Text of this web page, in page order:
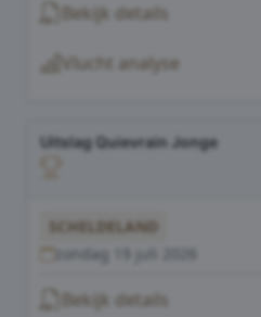
Bekijk details
Vlucht analyse
Uitslag Quievrain Jonge
SCHELDELAND
zondag 19 juli 2026
Bekijk details